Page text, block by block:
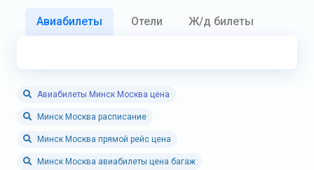
Авиабилеты Отели Ж/д билеты
Авиабилеты Минск Москва цена
Минск Москва расписание
Минск Москва прямой рейс цена
Минск Москва авиабилеты цена багаж